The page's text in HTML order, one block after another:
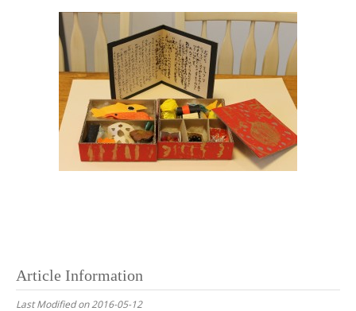
Article Information
Last Modified on 2016-05-12